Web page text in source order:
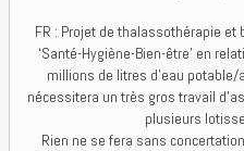
FR : Projet de thalassothérapie
‘Santé-Hygiène-Bien-être’ en
millions de litres d’eau
nécessitera un très gros travail
plusieurs
Rien ne se fera sans